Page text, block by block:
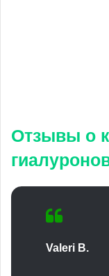
Отзывы о
Valeri B.